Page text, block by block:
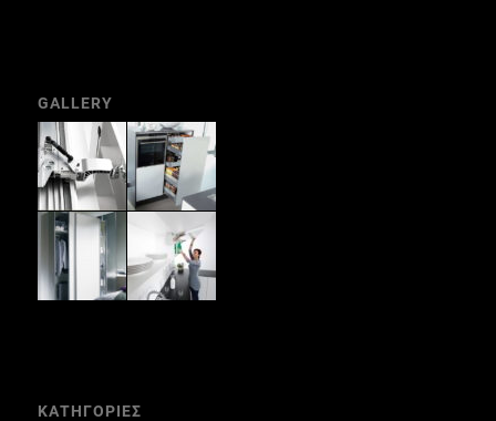
GALLERY
ΚΑΤΗΓΟΡΙΕΣ